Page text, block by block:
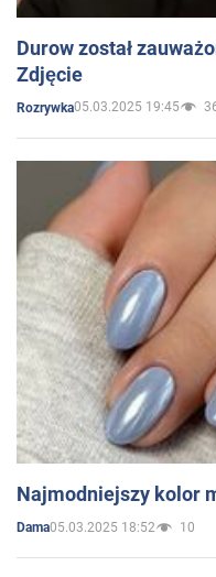
Durow został
Zdjęcie
Rozrywka05.03.2025 19:45
Najmodniejszy kolor
Dama05.03.2025 18:52 10